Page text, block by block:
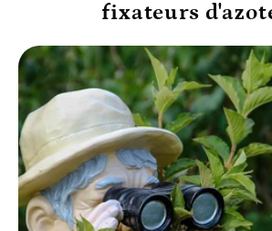
fixateurs